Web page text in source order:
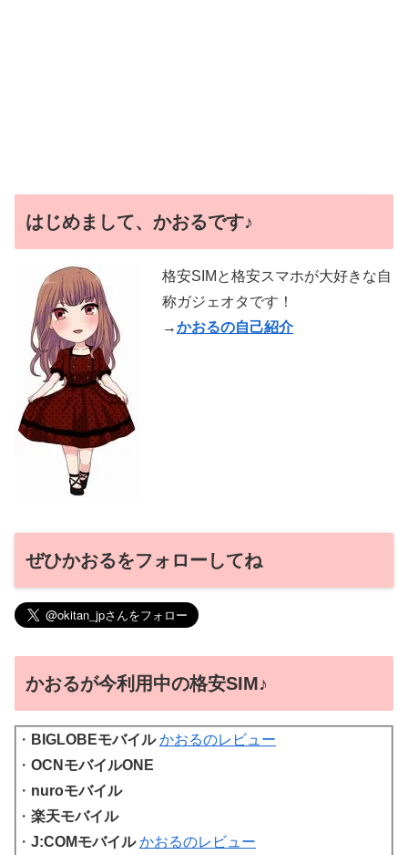
はじめまして、かおるです♪
格安SIMと格安スマホが大好きな自
称ガジェオタです！
→かおるの自己紹介
ぜひかおるをフォローしてね
かおるが今利用中の格安SIM♪
・ BIGLOBEモバイル かおるのレビュー
・ OCNモバイルONE
・ nuroモバイル
・ 楽天モバイル
・ J:COMモバイル かおるのレビュー